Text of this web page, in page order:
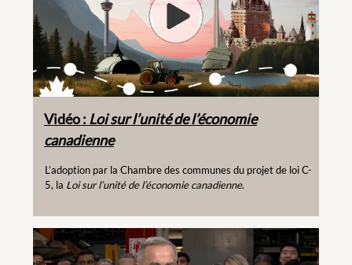
Vidéo : Loi sur l’unité de l’économie
canadienne
L’adoption par la Chambre des communes du projet de loi C-
5, la Loi sur l’unité de l’économie canadienne.